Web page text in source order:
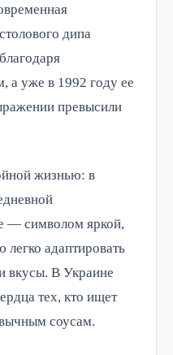
дипа
а уже в 1992 году ее
превысили
жизнью: в
— символом яркой,
адаптировать
вкусы. В Украине
тех, кто ищет
соусам.